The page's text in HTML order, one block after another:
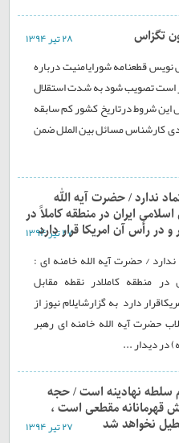
تگزاس ۲۸ تير ۱۳۹۴
قطعنامه شورایامنيت درباره
است تصویب شود به شدت استقلال
شروط درتاریخ کشور کم سابقه
کارشناس مسائل بين الملل ضمن
ندارد / حضرت آیه الله
ایران در منطقه کاملاً در
در رأس آن امریکا قرار دارد
۲۷ تير ۱۳۹۴
ندارد / حضرت آیه الله خامنه ای :
در منطقه کاملاًدر نقطه مقابل
دارد به گزارشایلام نیوز از
حضرت آیه الله خامنه ای رهبر
در دیدار ...
سلطه نهادینه است / حجه
قهرمانانه مقطعی است ،
نخواهد شد ۲۷ تير ۱۳۹۴